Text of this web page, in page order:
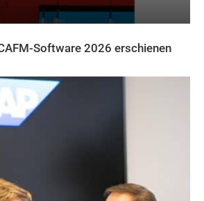
Software 2026 erschienen